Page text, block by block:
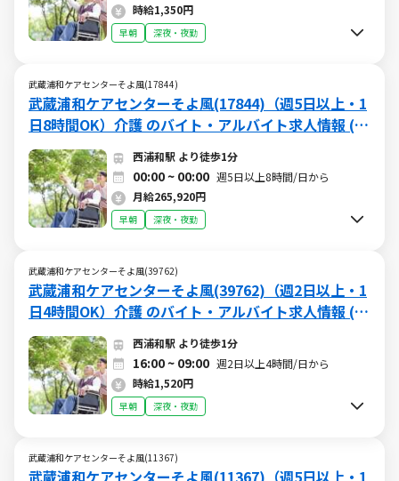
時給1,350円
早朝 深夜・夜勤
武蔵浦和ケアセンターそよ風(17844)
武蔵浦和ケアセンターそよ風(17844)（週5日以上・1
日8時間OK）介護 のバイト・アルバイト求人情報 (W
015509476)（深夜）西浦和駅 より徒歩1分
00:00 ~ 00:00 週5日以上8時間/日から
月給265,920円
早朝 深夜・夜勤
武蔵浦和ケアセンターそよ風(39762)
武蔵浦和ケアセンターそよ風(39762)（週2日以上・1
日4時間OK）介護 のバイト・アルバイト求人情報 (W
015510052)（深夜）西浦和駅 より徒歩1分
16:00 ~ 09:00 週2日以上4時間/日から
時給1,520円
早朝 深夜・夜勤
武蔵浦和ケアセンターそよ風(11367)